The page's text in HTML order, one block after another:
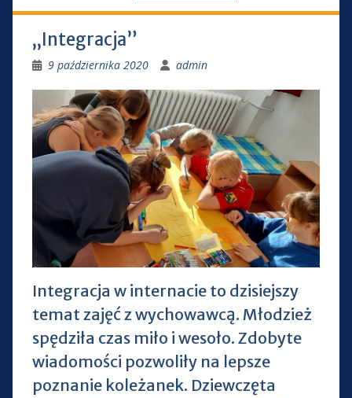
„Integracja”
9 października 2020 admin
Integracja w internacie to dzisiejszy
temat zajęć z wychowawcą. Młodzież
spędziła czas miło i wesoło. Zdobyte
wiadomości pozwoliły na lepsze
poznanie koleżanek. Dziewczęta